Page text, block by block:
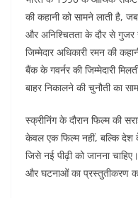
k
की कहानी को सामने लाती है,
और अनिश्चितता के दौर से गुजर
जिम्मेदार अधिकारी रमन की
बैंक के गवर्नर की जिम्मेदारी
बाहर निकालने की चुनौती का
स्क्रीनिंग के दौरान फिल्म की
केवल एक फिल्म नहीं, बल्कि देश
जिसे नई पीढ़ी को जानना
और घटनाओं का प्रस्तुतीकरण